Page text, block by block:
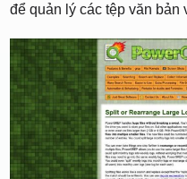
để quản lý các tệp văn bản